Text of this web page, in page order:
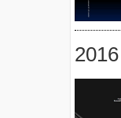
2016